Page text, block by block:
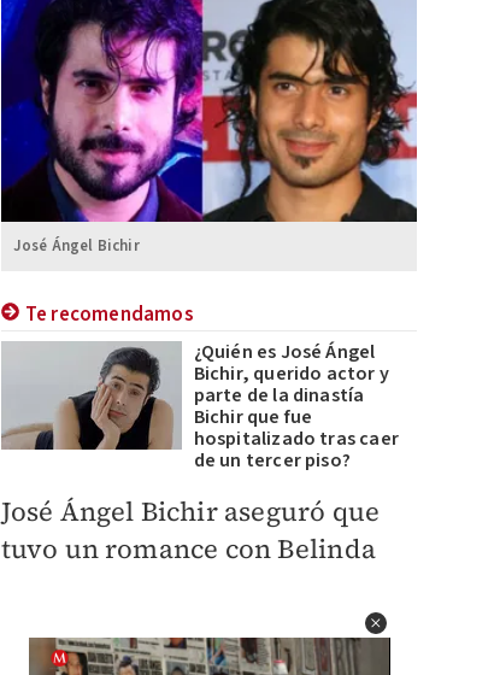
José Ángel Bichir
Te recomendamos
¿Quién es José Ángel
Bichir, querido actor y
parte de la dinastía
Bichir que fue
hospitalizado tras caer
de un tercer piso?
José Ángel Bichir aseguró que
tuvo un romance con Belinda